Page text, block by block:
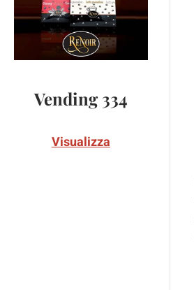
Vending 334
Visualizza